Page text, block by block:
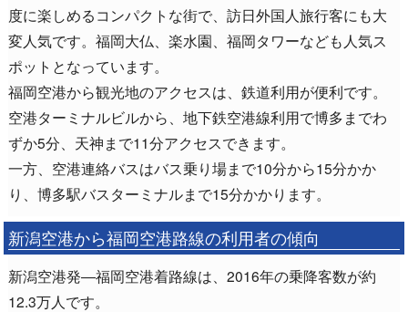
度に楽しめるコンパクトな街で、訪日外国人旅行客にも大
変人気です。福岡大仏、楽水園、福岡タワーなども人気ス
ポットとなっています。
福岡空港から観光地のアクセスは、鉄道利用が便利です。
空港ターミナルビルから、地下鉄空港線利用で博多までわ
ずか5分、天神まで11分アクセスできます。
一方、空港連絡バスはバス乗り場まで10分から15分かか
り、博多駅バスターミナルまで15分かかります。
新潟空港から福岡空港路線の利用者の傾向
新潟空港発―福岡空港着路線は、2016年の乗降客数が約
12.3万人です。